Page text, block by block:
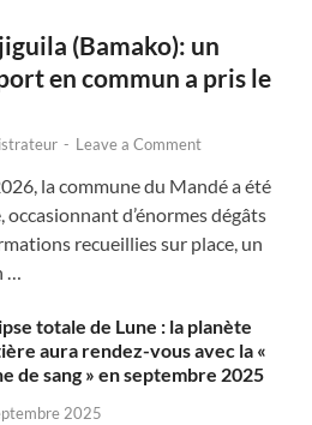
(Bamako): un
en commun a pris le
- Leave a Comment
la commune du Mandé a été
occasionnant d’énormes dégâts
recueillies sur place, un
…
totale de Lune : la planète
aura rendez-vous avec la «
de sang » en septembre 2025
2025